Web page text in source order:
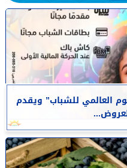
العالمي للشباب” ويقدم